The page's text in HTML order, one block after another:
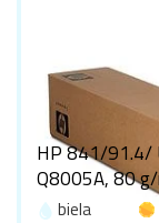
HP 841/91.4/
Q8005A, 80
biela